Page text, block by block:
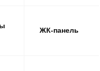
ЖК-панель